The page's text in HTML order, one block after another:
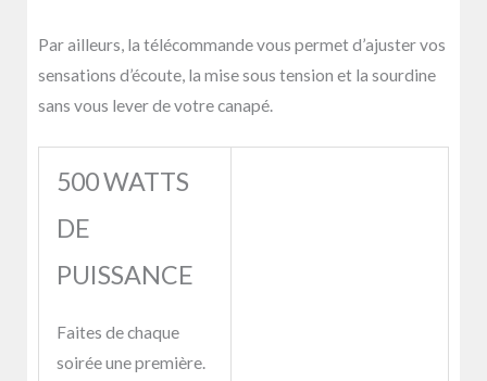
Par ailleurs, la télécommande vous permet d’ajuster vos
sensations d’écoute, la mise sous tension et la sourdine
sans vous lever de votre canapé.
500 WATTS
DE
PUISSANCE
Faites de chaque
soirée une première.